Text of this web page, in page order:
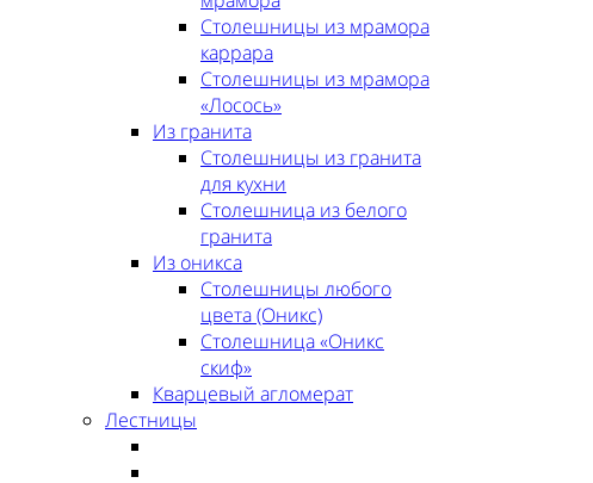
Столешницы из мрамора
каррара
Столешницы из мрамора
«Лосось»
Из гранита
Столешницы из гранита
для кухни
Столешница из белого
гранита
Из оникса
Столешницы любого
цвета (Оникс)
Столешница «Оникс
скиф»
Кварцевый агломерат
Лестницы